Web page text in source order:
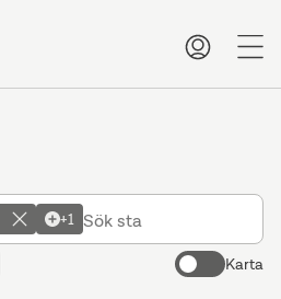
+1
Karta